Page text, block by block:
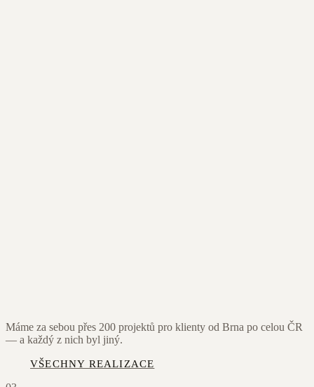
Máme za sebou přes 200 projektů pro klienty od Brna po celou ČR
— a každý z nich byl jiný.
VŠECHNY REALIZACE